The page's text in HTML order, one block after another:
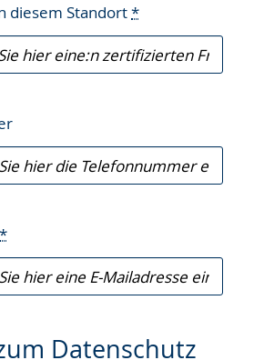
diesem Standort*
*
Datenschutz